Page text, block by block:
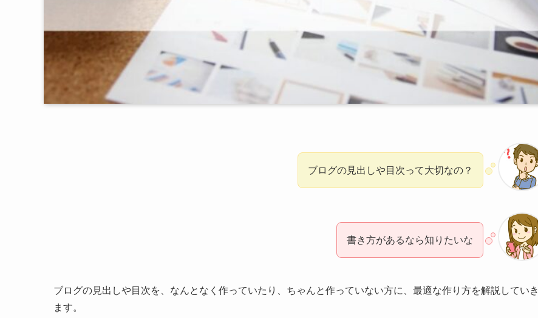
ブログの見出しや目次って大切なの？
書き方があるなら知りたいな
ブログの見出しや目次を、なんとなく作っていたり、ちゃんと作っていない方に、最適な作り方を解説していき
ます。